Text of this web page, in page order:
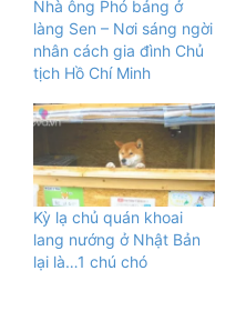
Nhà ông Phó bảng ở
làng Sen – Nơi sáng ngời
nhân cách gia đình Chủ
tịch Hồ Chí Minh
Kỳ lạ chủ quán khoai
lang nướng ở Nhật Bản
lại là…1 chú chó